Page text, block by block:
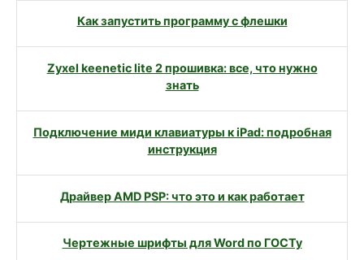
Как запустить программу с флешки
Zyxel keenetic lite 2 прошивка: все, что нужно
знать
Подключение миди клавиатуры к iPad: подробная
инструкция
Драйвер AMD PSP: что это и как работает
Чертежные шрифты для Word по ГОСТу